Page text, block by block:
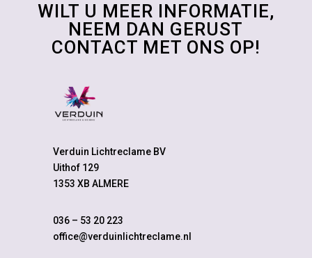
WILT U MEER INFORMATIE,
NEEM DAN GERUST
CONTACT MET ONS OP!
Verduin Lichtreclame BV
Uithof 129
1353 XB ALMERE
036 – 53 20 223
office@verduinlichtreclame.nl